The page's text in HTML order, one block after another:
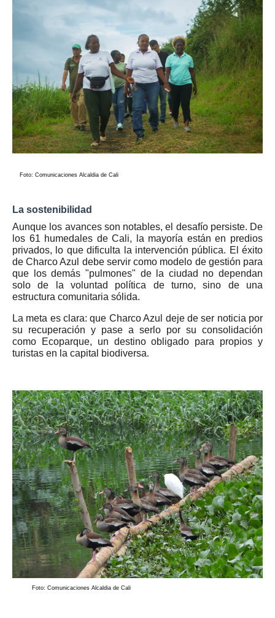
Foto: Comunicaciones Alcaldia de Cali
La sostenibilidad
Aunque los avances son notables, el desafío persiste. De
los 61 humedales de Cali, la mayoría están en predios
privados, lo que dificulta la intervención pública. El éxito
de Charco Azul debe servir como modelo de gestión para
que los demás "pulmones" de la ciudad no dependan
solo de la voluntad política de turno, sino de una
estructura comunitaria sólida.
La meta es clara: que Charco Azul deje de ser noticia por
su recuperación y pase a serlo por su consolidación
como
Ecoparque, un destino obligado para propios y
turistas en la capital biodiversa.
Foto: Comunicaciones Alcaldia de Cali